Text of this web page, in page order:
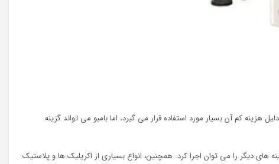
کم آن بسیار مورد استفاده قرار می گیرد، اما بامبو می تواند گزینه
های دیگر را می توان اجرا کرد. همچنین، انواع بسیاری از اکریلیک ها و پلاستیک